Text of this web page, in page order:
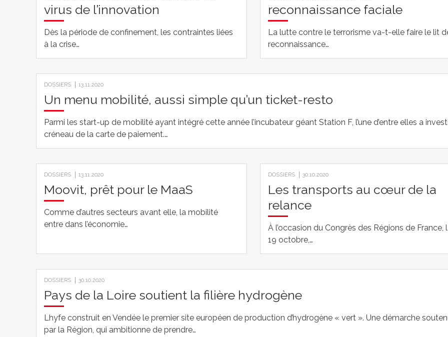
virus de l’innovation
Dès la période de confinement, les contraintes liées
à la crise…
reconnaissance faciale
La lutte contre le terrorisme va-t-elle faire le lit
reconnaissance…
DOSSIERS 13.11.2020
Un menu mobilité, aussi simple qu’un ticket-resto
Parmi les start-up de mobilité ayant intégré cette année l’incubateur géant Station F, l’une d’entre elles a
créneau de la carte de paiement.…
DOSSIERS 13.11.2020
Moovit, prêt pour le MaaS
Comme d’autres secteurs avant elle, la mobilité
entre dans l’économie…
DOSSIERS 30.10.2020
Les transports au cœur de la
relance
À l’occasion du Congrès des Régions de France,
19 octobre,…
DOSSIERS 30.10.2020
Pays de la Loire soutient la filière hydrogène
Lhyfe construit en Vendée le premier site européen de production d’hydrogène « vert ». Une démarche
par la Région, qui ambitionne de prendre…